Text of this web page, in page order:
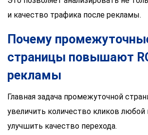
и качество трафика после рекламы.
Почему
страницы повышают
рекламы
Главная задача промежуточной
увеличить количество кликов любой
улучшить качество перехода.